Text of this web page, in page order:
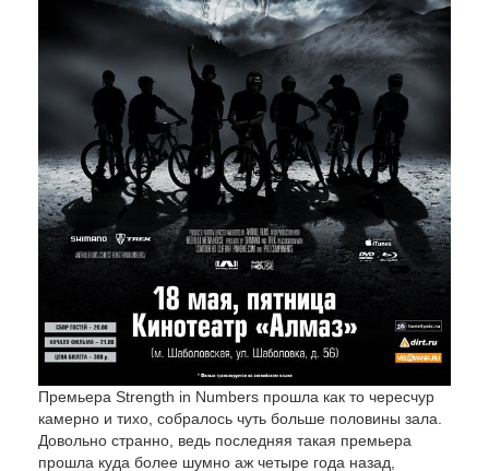
Премьера Strength in Numbers прошла как то чересчур
камерно и тихо, собралось чуть больше половины зала.
Довольно странно, ведь последняя такая премьера
прошла куда более шумно аж четыре года назад,